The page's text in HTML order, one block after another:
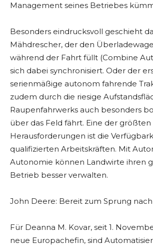
Management seines Betriebes
Besonders eindrucksvoll geschieht
Mähdrescher, der den
während der Fahrt füllt (Combine
sich dabei synchronisiert. Oder der
serienmäßige autonom fahrende
zudem durch die riesige
Raupenfahrwerks auch besonders
über das Feld fährt. Eine der größten
Herausforderungen ist die
qualifizierten Arbeitskräften. Mit
Autonomie können Landwirte ihren
Betrieb besser verwalten.
John Deere: Bereit zum Sprung
Für Deanna M. Kovar, seit 1.
neue Europachefin, sind